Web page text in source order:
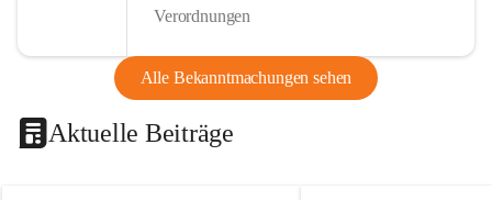
Verordnungen
Alle Bekanntmachungen sehen
Aktuelle Beiträge